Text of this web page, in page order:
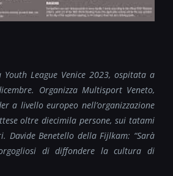
League Venice 2023, ospitata a
Organizza Multisport Veneto,
a livello europeo nell’organizzazione
oltre diecimila persone, sui tatami
Davide Benetello della Fijlkam: “Sarà
di diffondere la cultura di